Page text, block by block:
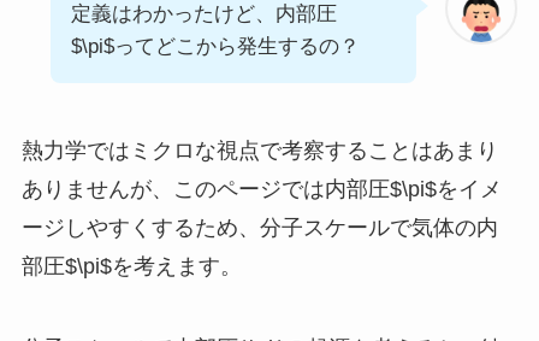
定義はわかったけど、内部圧
$\pi$ってどこから発生するの？
熱力学ではミクロな視点で考察することはあまり
ありませんが、このページでは内部圧$\pi$をイメ
ージしやすくするため、分子スケールで気体の内
部圧$\pi$を考えます。